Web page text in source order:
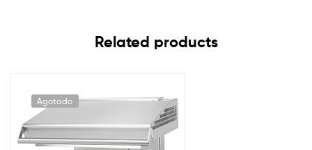
Related products
Agotado